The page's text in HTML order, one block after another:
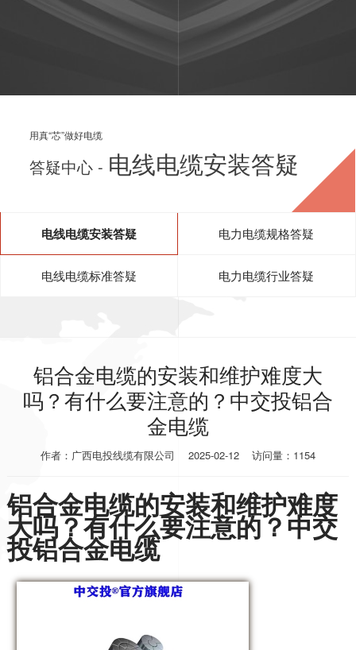
用真“芯”做好电缆
答疑中心 - 电线电缆安装答疑
电线电缆安装答疑 电力电缆规格答疑
电线电缆标准答疑 电力电缆行业答疑
铝合金电缆的安装和维护难度大
吗？有什么要注意的？中交投铝合
金电缆
作者：广西电投线缆有限公司 2025-02-12 访问量：1154
铝合金电缆的安装和维护难度
大吗？有什么要注意的？中交
投铝合金电缆